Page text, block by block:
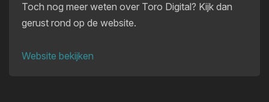
Toch nog meer weten over Toro Digital? Kijk dan
gerust rond op de website.
Website bekijken